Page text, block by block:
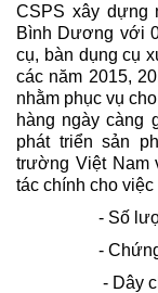
CSPS xây dựng
Bình Dương với
cụ, bàn dụng cụ
các năm 2015,
nhằm phục vụ
hàng ngày càng
phát triển sản
trường Việt Nam
tác chính cho
- Số lượng
- Chứng
- Dây chuyền